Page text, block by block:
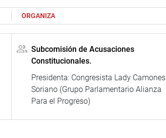
ORGANIZA
Subcomisión de Acusaciones
Constitucionales.
Presidenta: Congresista Lady Camones
Soriano (Grupo Parlamentario Alianza
Para el Progreso)